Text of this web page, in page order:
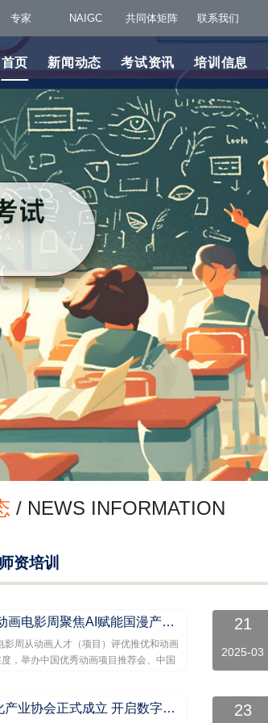
专家 NAIGC 共同体矩阵 联系我们
首页 新闻动态 考试资讯 培训信息
/ NEWS INFORMATION
师资培训
2025中国青年动画电影周聚焦AI赋能国漫产业，扶持青年新力量
影周从动画人才（项目）评优推优和动画
，举办中国优秀动画项目推荐会、中国
21
2025-03
天津市数字文化产业协会正式成立 开启数字文化融合发展新篇章 23